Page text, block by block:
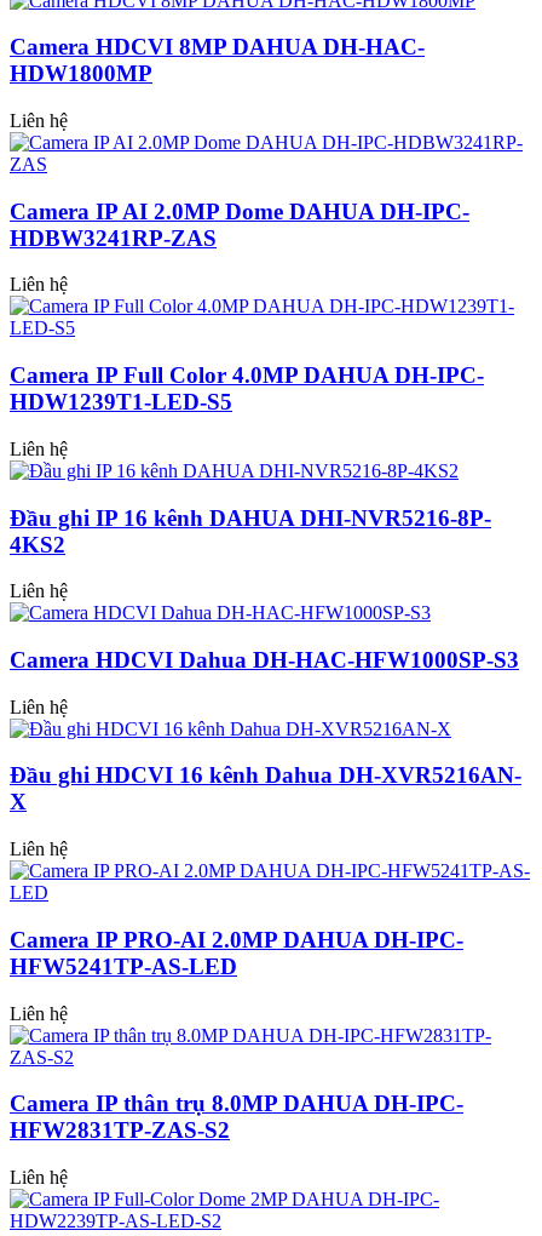
Camera HDCVI 8MP DAHUA DH-HAC-
HDW1800MP
Liên hệ
Camera IP AI 2.0MP Dome DAHUA DH-IPC-
HDBW3241RP-ZAS
Liên hệ
Camera IP Full Color 4.0MP DAHUA DH-IPC-
HDW1239T1-LED-S5
Liên hệ
Đầu ghi IP 16 kênh DAHUA DHI-NVR5216-8P-
4KS2
Liên hệ
Camera HDCVI Dahua DH-HAC-HFW1000SP-S3
Liên hệ
Đầu ghi HDCVI 16 kênh Dahua DH-XVR5216AN-
X
Liên hệ
Camera IP PRO-AI 2.0MP DAHUA DH-IPC-
HFW5241TP-AS-LED
Liên hệ
Camera IP thân trụ 8.0MP DAHUA DH-IPC-
HFW2831TP-ZAS-S2
Liên hệ